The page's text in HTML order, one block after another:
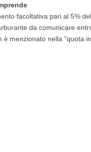
facoltativa pari al 5%
da comunicare
è menzionato nella "quota